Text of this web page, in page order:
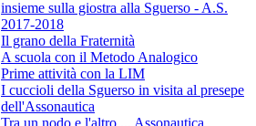
insieme sulla giostra alla Sguerso - A.S.
2017-2018
Il grano della Fraternità
A scuola con il Metodo Analogico
Prime attività con la LIM
I cuccioli della Sguerso in visita al presepe
dell'Assonautica